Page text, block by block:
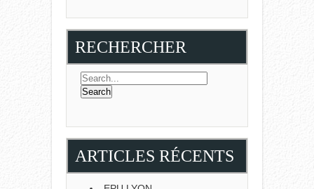
RECHERCHER
ARTICLES RÉCENTS